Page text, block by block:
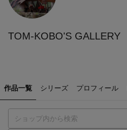
TOM-KOBO'S GALLERY
作品一覧 シリーズ プロフィール